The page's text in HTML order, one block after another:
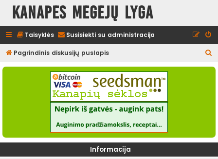
Kanapės mėgėjų lyga
Taisyklės Susisiekti su administracija
Pagrindinis diskusijų puslapis
e
Informacija